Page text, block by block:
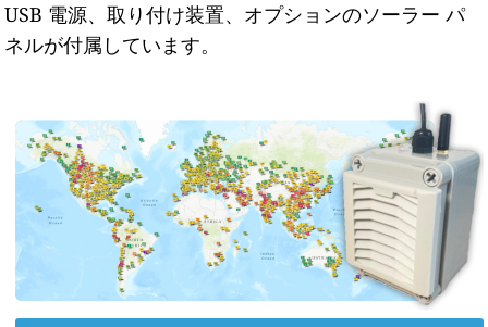
USB 電源、取り付け装置、オプションのソーラー パ
ネルが付属しています。